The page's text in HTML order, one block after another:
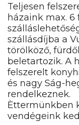
Teljesen
házaink max. 6
szállásdíjba a
törölköző,
beletartozik. A
felszerelt
és nagy Ság-
rendelkeznek.
Èttermünkben
vendégeink